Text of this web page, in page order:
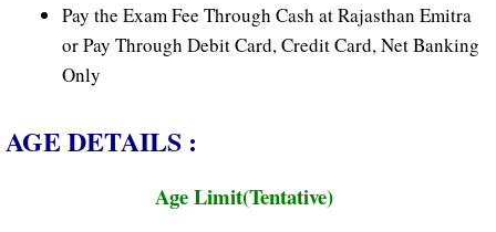
Pay the Exam Fee Through Cash at Rajasthan Emitra
or Pay Through Debit Card, Credit Card, Net Banking
Only
AGE DETAILS :
Age Limit(Tentative)